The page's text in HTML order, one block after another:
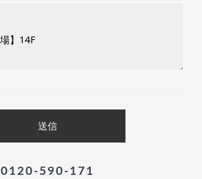
0120-590-171